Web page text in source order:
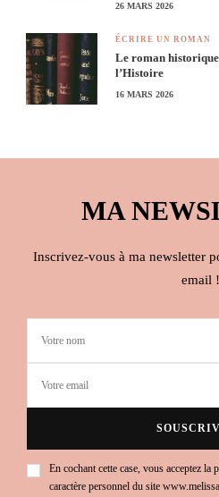
26 MARS 2026
ÉCRIRE UN ROMAN
Le roman
l’Histoire
16 MARS 2026
MA
Inscrivez-vous à ma newsletter
email !
En cochant cette case, vous acceptez la
caractère personnel du site